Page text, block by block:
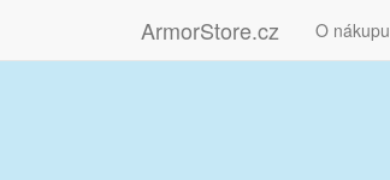
ArmorStore.cz O nákupu